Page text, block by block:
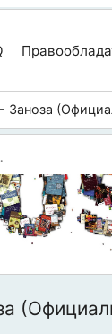
Заноза